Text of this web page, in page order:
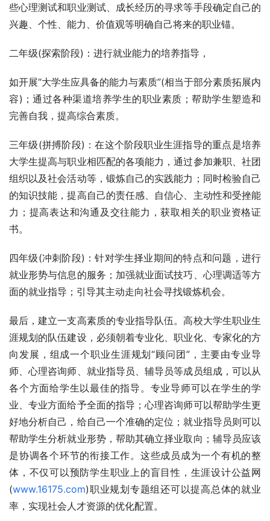
些心理测试和职业测试、成长经历的寻求等手段确定自己的
兴趣、个性、能力、价值观等明确自己将来的职业锚。
二年级(探索阶段)：进行就业能力的培养指导，
如开展“大学生应具备的能力与素质”(相当于部分素质拓展内
容)；通过各种渠道培养学生的职业素质；帮助学生塑造和
完善自我，提高综合素质。
三年级(拼搏阶段)：在这个阶段职业生涯指导的重点是培养
大学生提高与职业相匹配的各项能力，通过参加兼职、社团
组织以及社会活动等，锻炼自己的实践能力；同时检验自己
的知识技能，提高自己的责任感、自信心、主动性和受挫能
力；提高表达和沟通及交往能力，获取相关的职业资格证
书。
四年级(冲刺阶段)：针对学生择业期间的特点和问题，进行
就业形势与信息的服务；加强就业面试技巧、心理调适等方
面的就业指导；引导其主动走向社会寻找锻炼机会。
最后，建立一支高素质的专业指导队伍。高校大学生职业生
涯规划的队伍建设，必须朝着专业化、职业化、专家化的方
向发展，组成一个职业生涯规划“顾问团”，主要由专业导
师、心理咨询师、就业指导员、辅导员等成员组成，可以从
各个方面给学生以最佳的指导。专业导师可以在学生的学
业、专业方面给予全面的指导；心理咨询师可以帮助学生更
好地分析自己，给自己一个准确的定位；就业指导员则可以
帮助学生分析就业形势，帮助其确立择业取向；辅导员应该
是协调各个环节的衔接工作。这些成员成为一个有机的整
体，不仅可以预防学生职业上的盲目性，生涯设计公益网
(www.16175.com)职业规划专题组还可以提高总体的就业
率，实现社会人才资源的优化配置。